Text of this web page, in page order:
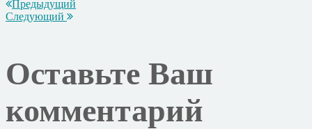
Предыдущий
Следующий
Оставьте Ваш
комментарий